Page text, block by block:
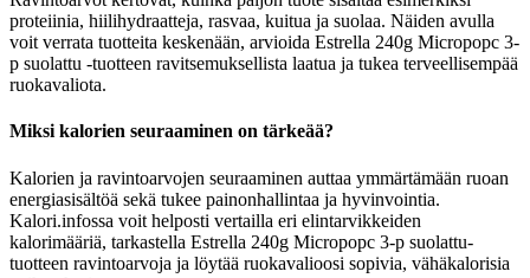
proteiinia, hiilihydraatteja, rasvaa, kuitua ja suolaa. Näiden avulla
voit verrata tuotteita keskenään, arvioida Estrella 240g Micropopc 3-
p suolattu -tuotteen ravitsemuksellista laatua ja tukea terveellisempää
ruokavaliota.
Miksi kalorien seuraaminen on tärkeää?
Kalorien ja ravintoarvojen seuraaminen auttaa ymmärtämään ruoan
energiasisältöä sekä tukee painonhallintaa ja hyvinvointia.
Kalori.infossa voit helposti vertailla eri elintarvikkeiden
kalorimääriä, tarkastella Estrella 240g Micropopc 3-p suolattu-
tuotteen ravintoarvoja ja löytää ruokavalioosi sopivia, vähäkalorisia